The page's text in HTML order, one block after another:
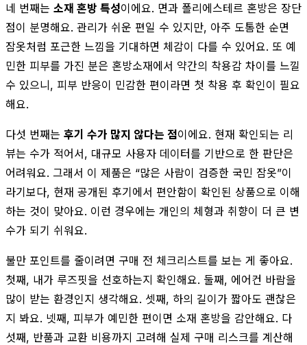
네 번째는 소재 혼방 특성이에요. 면과 폴리에스테르 혼방은 장단
점이 분명해요. 관리가 쉬운 편일 수 있지만, 아주 도톰한 순면
잠옷처럼 포근한 느낌을 기대하면 체감이 다를 수 있어요. 또 예
민한 피부를 가진 분은 혼방소재에서 약간의 착용감 차이를 느낄
수 있으니, 피부 반응이 민감한 편이라면 첫 착용 후 확인이 필요
해요.
다섯 번째는 후기 수가 많지 않다는 점이에요. 현재 확인되는 리
뷰는 수가 적어서, 대규모 사용자 데이터를 기반으로 한 판단은
어려워요. 그래서 이 제품은 “많은 사람이 검증한 국민 잠옷”이
라기보다, 현재 공개된 후기에서 편안함이 확인된 상품으로 이해
하는 것이 맞아요. 이런 경우에는 개인의 체형과 취향이 더 큰 변
수가 되기 쉬워요.
불만 포인트를 줄이려면 구매 전 체크리스트를 보는 게 좋아요.
첫째, 내가 루즈핏을 선호하는지 확인해요. 둘째, 에어컨 바람을
많이 받는 환경인지 생각해요. 셋째, 하의 길이가 짧아도 괜찮은
지 봐요. 넷째, 피부가 예민한 편이면 소재 혼방을 감안해요. 다
섯째, 반품과 교환 비용까지 고려해 실제 구매 리스크를 계산해